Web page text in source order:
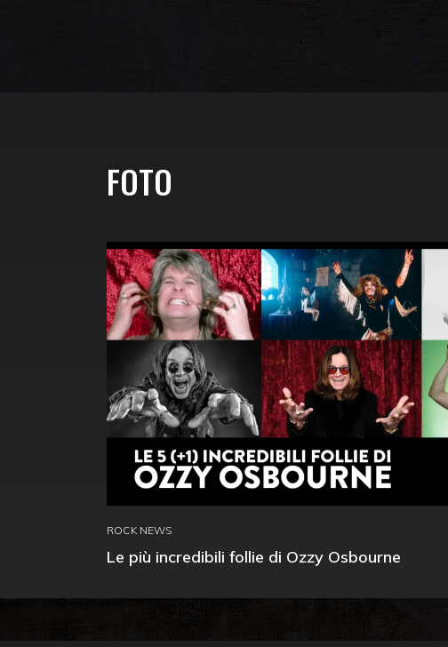
FOTO
ROCK NEWS
Le più incredibili follie di Ozzy Osbourne